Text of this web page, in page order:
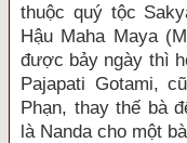
thuộc quý tộc
Hậu Maha Maya
được bảy ngày thì
Pajapati Gotami,
Phạn, thay thế bà
là Nanda cho một